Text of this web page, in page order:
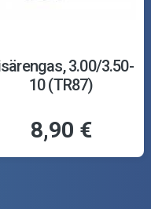
3.00/3.50-
10 (TR87)
8,90 €